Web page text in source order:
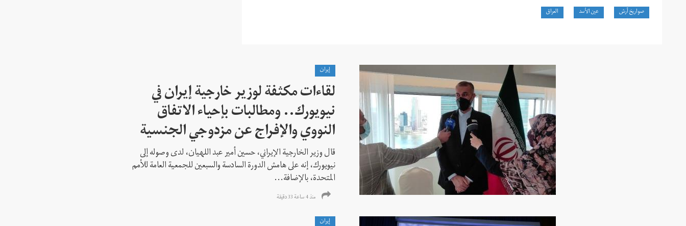
صواريخ آرش عين الأسد العراق
إيران
لقاءات مكثفة لوزير خارجية إيران في
نيويورك.. ومطالبات بإحياء الاتفاق
النووي والإفراج عن مزدوجي الجنسية
قال وزير الخارجية الإيراني، حسين أمير عبد اللهيان، لدى وصوله إلى
نيويورك، إنه على هامش الدورة السادسة والسبعين للجمعية العامة للأمم
المتحدة، بالإضافة...
منذ 4 ساعة 33 دقیقة
إيران